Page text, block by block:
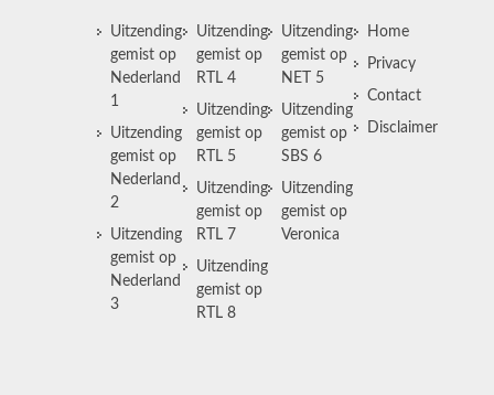
Uitzending
gemist op
Nederland
1
Uitzending
gemist op
Nederland
2
Uitzending
gemist op
Nederland
3
Uitzending
gemist op
RTL 4
Uitzending
gemist op
RTL 5
Uitzending
gemist op
RTL 7
Uitzending
gemist op
RTL 8
Uitzending
gemist op
NET 5
Uitzending
gemist op
SBS 6
Uitzending
gemist op
Veronica
Home
Privacy
Contact
Disclaimer